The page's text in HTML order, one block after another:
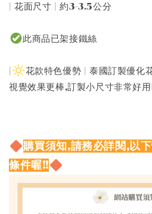
| 花面尺寸 | 約3-3.5公分
此商品已架接鐵絲
花款特色優勢 | 泰國訂製優化
視覺效果更棒,訂製小尺寸非常好
購買須知,請務必詳閱,以
條件喔!!